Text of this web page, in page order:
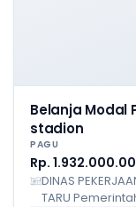
Belanja Modal
stadion
PAGU
Rp.
DINAS
TARU